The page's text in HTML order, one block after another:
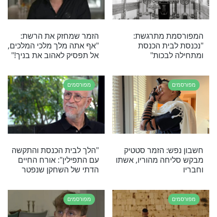
מיכל הקטנה,
מפורסמים
"ככל שאני מתקרבת לדת
יותר, ככה אני חרדה פחות":
המפורסמת שמורידה לחץ
על ידי אמונה
מפורסמים